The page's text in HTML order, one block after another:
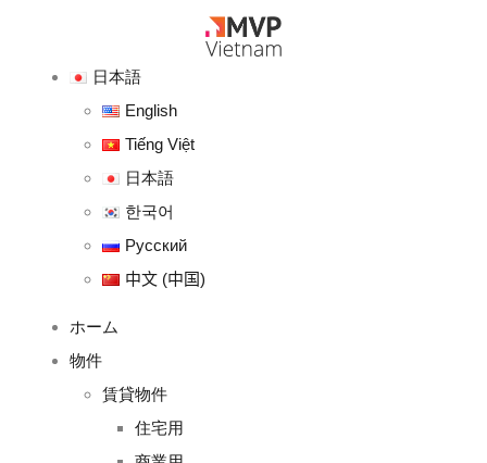
日本語
English
Tiếng Việt
日本語
한국어
Русский
中文 (中国)
ホーム
物件
賃貸物件
住宅用